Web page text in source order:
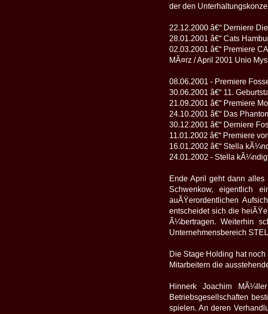
der den
22.12.2000 â€“ Derniere
28.01.2001 â€“ Cats
02.03.2001 â€“ Premiere
MÃ¤rz / April 2001 Unio
08.06.2001 - Premiere
30.06.2001 â€“ 11.
21.09.2001 â€“ Premiere
24.10.2001 â€“ Das
30.12.2001 â€“ Derniere
11.01.2002 â€“ Premiere
16.01.2002 â€“ Stella
24.01.2002 - Stella
Ende April geht dann alles
Schwenkow, eigentlich
auÃŸerordentlichen
entscheidet sich die
Ã¼bertragen. Weiterhin
Unternehmensbereich
Die Stage Holding hat
Mitarbeitern die
Hinnerk Joachim
Betriebsgesellschaften
spielen. An deren